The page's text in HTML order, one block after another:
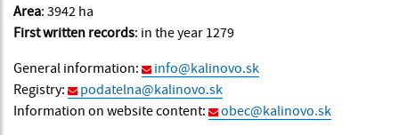
Area: 3942 ha
First written records: in the year 1279
General information:
info@kalinovo.sk
Registry:
podatelna@kalinovo.sk
Information on website content:
obec@kalinovo.sk